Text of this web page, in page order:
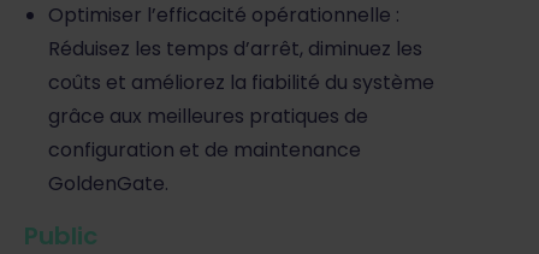
Optimiser l’efficacité opérationnelle :
Réduisez les temps d’arrêt, diminuez les
coûts et améliorez la fiabilité du système
grâce aux meilleures pratiques de
configuration et de maintenance
GoldenGate.
Public